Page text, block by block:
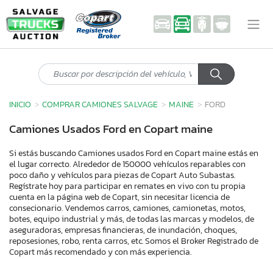
INICIO COMPRAR CAMIONES SALVAGE MAINE FORD
Camiones Usados Ford en Copart maine
Si estás buscando Camiones usados Ford en Copart maine estás en
el lugar correcto. Alrededor de 150000 vehículos reparables con
poco daño y vehículos para piezas de Copart Auto Subastas.
Regístrate hoy para participar en remates en vivo con tu propia
cuenta en la página web de Copart, sin necesitar licencia de
consecionario. Vendemos carros, camiones, camionetas, motos,
botes, equipo industrial y más, de todas las marcas y modelos, de
aseguradoras, empresas financieras, de inundación, choques,
reposesiones, robo, renta carros, etc. Somos el Broker Registrado de
Copart más recomendado y con más experiencia.